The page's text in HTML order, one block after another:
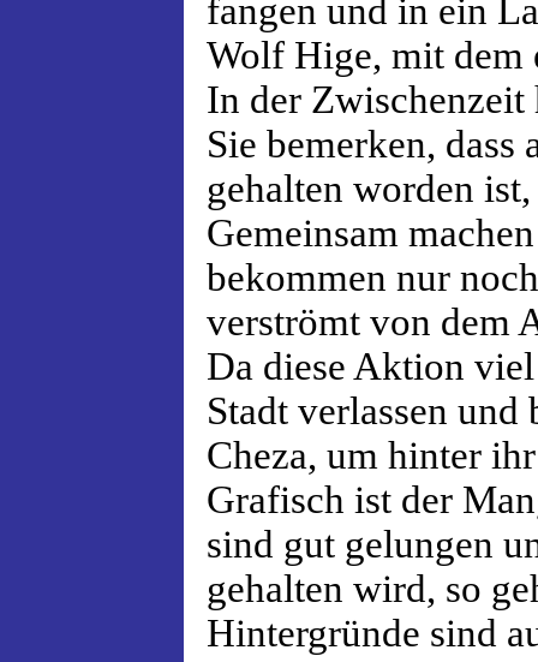
fangen und in ein
Wolf Hige, mit dem
In der Zwischenzeit
Sie bemerken,
gehalten worden
Gemeinsam
bekommen nur
verströmt von dem
Da diese Aktion
Stadt verlassen und
Cheza, um hinter
Grafisch ist der
sind gut gelungen
gehalten wird, so
Hintergründe sind